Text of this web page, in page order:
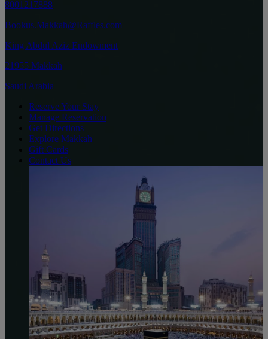
8001217888
Bookus.Makkah@Raffles.com
King Abdul Aziz Endowment
21955 Makkah
Saudi Arabia
Reserve Your Stay
Manage Reservation
Get Directions
Explore Makkah
Gift Cards
Contact Us